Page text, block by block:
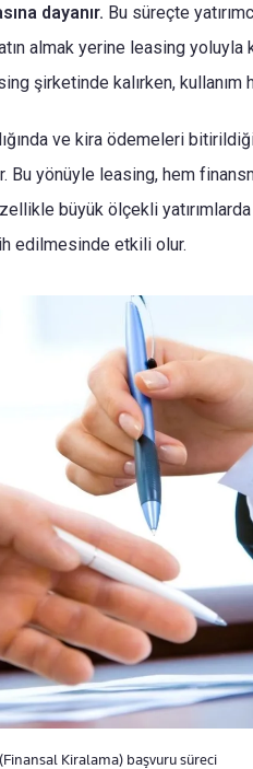
dayanır. Bu süreçte
almak yerine leasing yoluyla
şirketinde kalırken, kullanım
ve kira ödemeleri
Bu yönüyle leasing, hem
büyük ölçekli
edilmesinde etkili olur.
Kiralama) başvuru süreci